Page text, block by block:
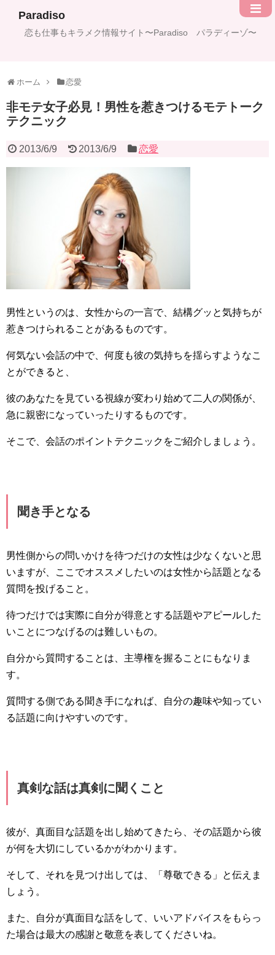
Paradiso
恋も仕事もキラメク情報サイト〜Paradiso パラディーゾ〜
ホーム 恋愛
非モテ女子必見！男性を惹きつけるモテトーク
テクニック
2013/6/9 2013/6/9 恋愛
男性というのは、女性からの一言で、結構グッと気持ちが
惹きつけられることがあるものです。
何気ない会話の中で、何度も彼の気持ちを揺らすようなこ
とができると、
彼のあなたを見ている視線が変わり始めて二人の関係が、
急に親密になっていったりするものです。
そこで、会話のポイントテクニックをご紹介しましょう。
聞き手となる
男性側からの問いかけを待つだけの女性は少なくないと思
いますが、ここでオススメしたいのは女性から話題となる
質問を投げること。
待つだけでは実際に自分が得意とする話題やアピールした
いことにつなげるのは難しいもの。
自分から質問することは、主導権を握ることにもなりま
す。
質問する側である聞き手になれば、自分の趣味や知ってい
る話題に向けやすいのです。
真剣な話は真剣に聞くこと
彼が、真面目な話題を出し始めてきたら、その話題から彼
が何を大切にしているかがわかります。
そして、それを見つけ出しては、「尊敬できる」と伝えま
しょう。
また、自分が真面目な話をして、いいアドバイスをもらっ
た場合は最大の感謝と敬意を表してくださいね。